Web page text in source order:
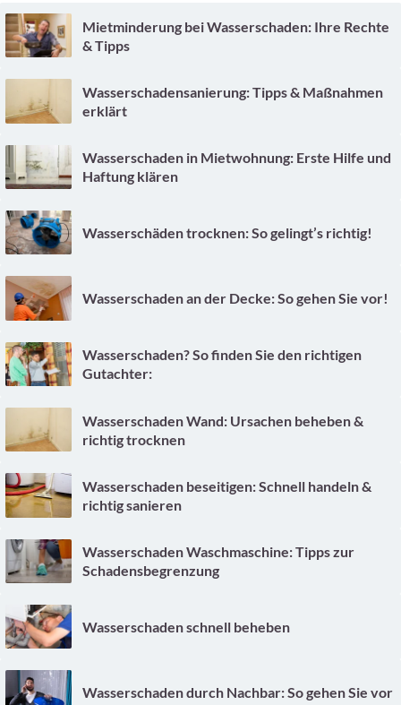
Mietminderung bei Wasserschaden: Ihre Rechte
& Tipps
Wasserschadensanierung: Tipps & Maßnahmen
erklärt
Wasserschaden in Mietwohnung: Erste Hilfe und
Haftung klären
Wasserschäden trocknen: So gelingt’s richtig!
Wasserschaden an der Decke: So gehen Sie vor!
Wasserschaden? So finden Sie den richtigen
Gutachter:
Wasserschaden Wand: Ursachen beheben &
richtig trocknen
Wasserschaden beseitigen: Schnell handeln &
richtig sanieren
Wasserschaden Waschmaschine: Tipps zur
Schadensbegrenzung
Wasserschaden schnell beheben
Wasserschaden durch Nachbar: So gehen Sie vor